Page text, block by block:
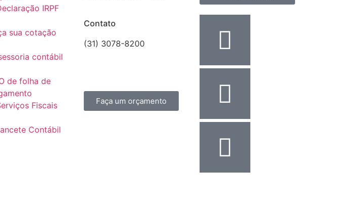
IRPF
sua cotação
contábil
de folha de
Fiscais
Contábil
Contato
(31) 3078-8200
Faça um orçamento